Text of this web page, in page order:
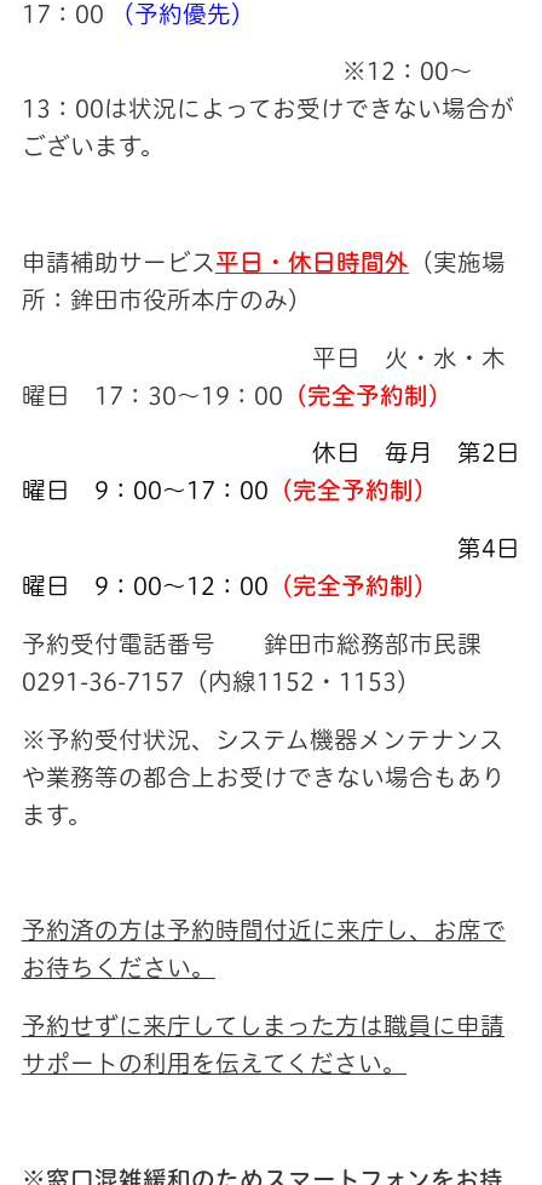
17：00
（予約優先）
※12：00～
13：00は状況によってお受けできない場合が
ございます。
申請補助サービス 平日・休日時間外 （実施場
所：鉾田市役所本庁のみ）
平日 火・水・木
曜日 17：30～19：00 （完全予約制）
休日 毎月 第2日
曜日 9：00～17：00 （完全予約制）
第4日
曜日 9：00～12：00 （完全予約制）
予約受付電話番号 鉾田市総務部市民課
0291-36-7157（内線1152・1153）
※予約受付状況、システム機器メンテナンス
や業務等の都合上お受けできない場合もあり
ます。
予約済の方は予約時間付近に来庁し、お席で
お待ちください。
予約せずに来庁してしまった方は職員に申請
サポートの利用を伝えてください。
※窓口混雑緩和のためスマートフォンをお持